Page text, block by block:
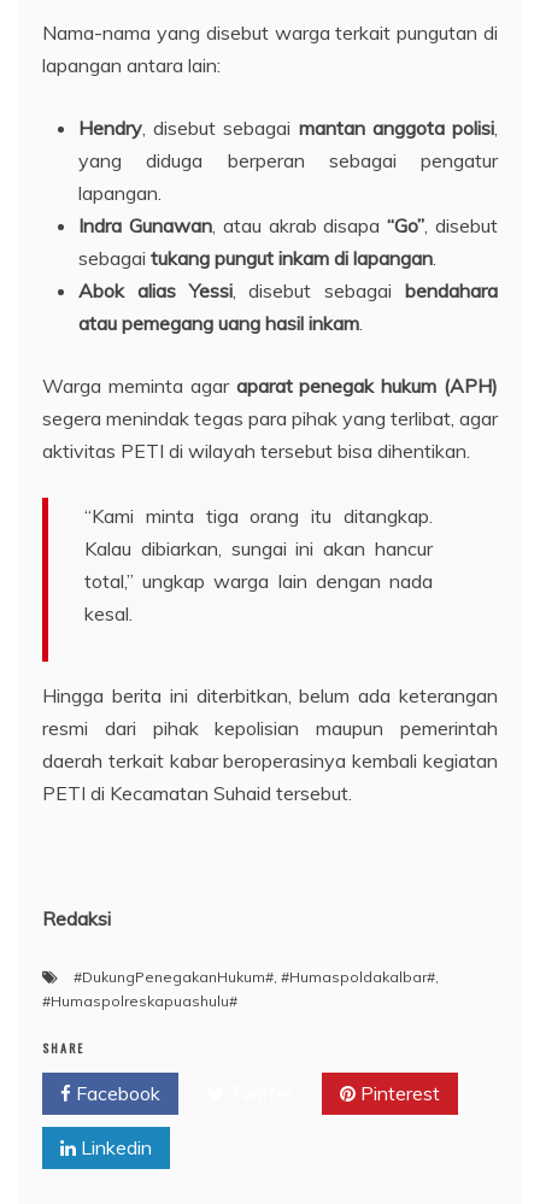
Nama-nama yang disebut warga terkait pungutan di
lapangan antara lain:
Hendry , disebut sebagai mantan anggota polisi
yang diduga berperan sebagai pengatur
lapangan.
Indra Gunawan, atau akrab disapa“Go” , disebut
sebagai tukang pungut inkam di lapangan
Abok alias Yessi, disebut sebagaibendahara
atau pemegang uang hasil inkam
Warga meminta agar aparat penegak hukum (APH)
segera menindak tegas para pihak yang terlibat, agar
aktivitas PETI di wilayah tersebut bisa dihentikan.
“Kami minta tiga orang itu ditangkap.
Kalau dibiarkan, sungai ini akan hancur
total,” ungkap warga lain dengan nada
kesal.
Hingga berita ini diterbitkan, belum ada keterangan
resmi dari pihak kepolisian maupun pemerintah
daerah terkait kabar beroperasinya kembali kegiatan
PETI di Kecamatan Suhaid tersebut.
Redaksi
#DukungPenegakanHukum# #Humaspoldakalbar#
#Humaspolreskapuashulu#
SHARE
Facebook Pinterest
Linkedin